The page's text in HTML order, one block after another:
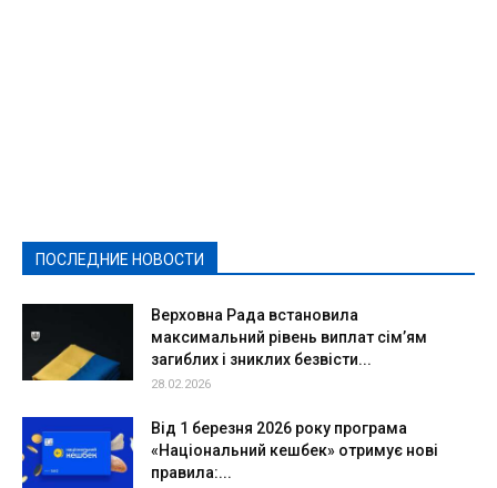
ПОСЛЕДНИЕ НОВОСТИ
Верховна Рада встановила
максимальний рівень виплат сім’ям
загиблих і зниклих безвісти...
28.02.2026
Від 1 березня 2026 року програма
«Національний кешбек» отримує нові
правила:...